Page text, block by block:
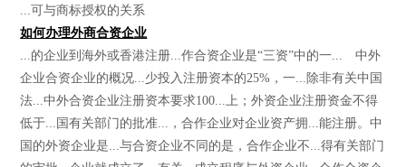
...可与商标授权的关系
如何办理外商合资企业
...的企业到海外或香港注册...作合资企业是“三资”中的一... 中外
企业合资企业的概况...少投入注册资本的25%，一...除非有关中国
法...中外合资企业注册资本要求100...上；外资企业注册资金不得
低于...国有关部门的批准...，合作企业对企业资产拥...能注册。中
国的外资企业是...与合资企业不同的是，合作企业不...得有关部门